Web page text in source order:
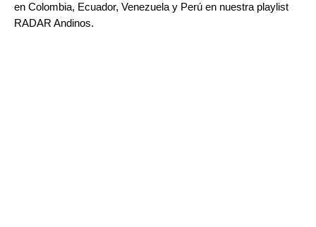
en Colombia, Ecuador, Venezuela y Perú en nuestra playlist
RADAR Andinos.